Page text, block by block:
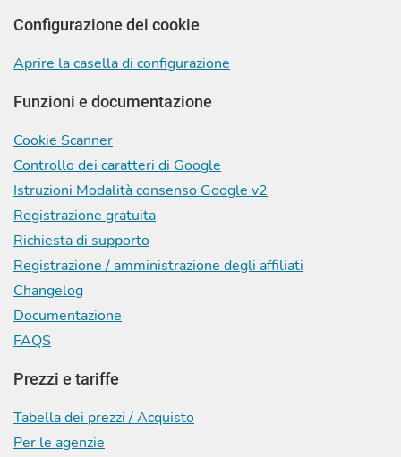
Configurazione dei cookie
Aprire la casella di configurazione
Funzioni e documentazione
Cookie Scanner
Controllo dei caratteri di Google
Istruzioni Modalità consenso Google v2
Registrazione gratuita
Richiesta di supporto
Registrazione / amministrazione degli affiliati
Changelog
Documentazione
FAQS
Prezzi e tariffe
Tabella dei prezzi / Acquisto
Per le agenzie